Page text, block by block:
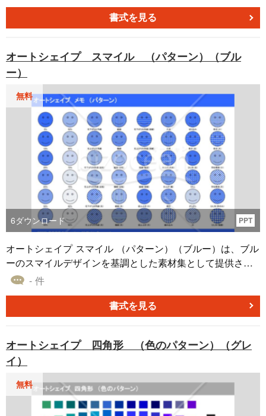
画像やアイコンとして使用することができます。 「直方体
（サイズ・線・透過性）（レッド）」のオートシェイプ素
役立てください。
書式を見る
オートシェイプ スマイル （パターン）（ブル
ー）
無料
6ダウンロード PPT
オートシェイプ スマイル （パターン）（ブルー）は、ブル
ーのスマイルデザインを基調とした素材集として提供され
ています。このオートシェイプでは、塗りつぶしの効果や
徴です。主要なオフィスツール、例えば、パワーポイント
やエクセル、ワードでの使用を前提としているため、取り
- 件
書式を見る
オートシェイプ 四角形 （色のパターン）（グレ
イ）
無料